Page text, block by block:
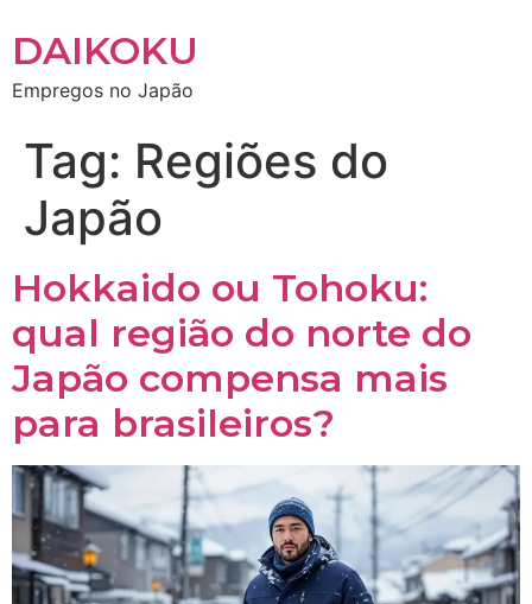
DAIKOKU
Empregos no Japão
Tag: Regiões do
Japão
Hokkaido ou Tohoku:
qual região do norte do
Japão compensa mais
para brasileiros?